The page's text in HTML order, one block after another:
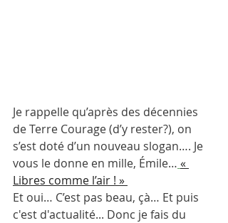
Je rappelle qu’après des décennies
de Terre Courage (d’y rester?), on
s’est doté d’un nouveau slogan…. Je
vous le donne en mille, Émile… «
Libres comme l’air ! »
Et oui… C’est pas beau, çà… Et puis
c'est d'actualité... Donc je fais du